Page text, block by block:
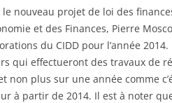
le nouveau projet de loi des
et des Finances, Pierre
du CIDD pour l’année
qui effectueront des travaux de
non plus sur une année comme
à partir de 2014. Il est à noter